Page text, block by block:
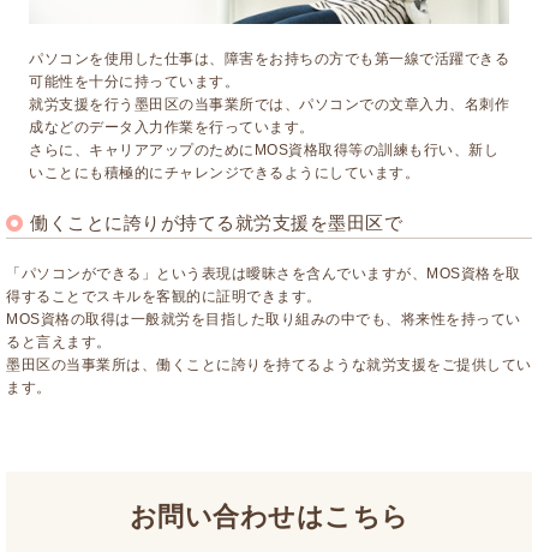
パソコンを使用した仕事は、障害をお持ちの方でも第一線で活躍できる
可能性を十分に持っています。
就労支援を行う墨田区の当事業所では、パソコンでの文章入力、名刺作
成などのデータ入力作業を行っています。
さらに、キャリアアップのためにMOS資格取得等の訓練も行い、新し
いことにも積極的にチャレンジできるようにしています。
働くことに誇りが持てる就労支援を墨田区で
「パソコンができる」という表現は曖昧さを含んでいますが、MOS資格を取
得することでスキルを客観的に証明できます。
MOS資格の取得は一般就労を目指した取り組みの中でも、将来性を持ってい
ると言えます。
墨田区の当事業所は、働くことに誇りを持てるような就労支援をご提供してい
ます。
お問い合わせはこちら